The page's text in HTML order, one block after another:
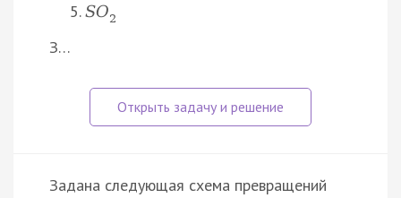
SO2
З…
Задана следующая схема превращений